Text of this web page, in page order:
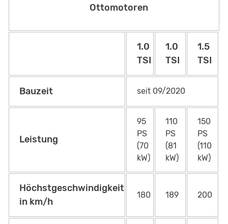
Ottomotoren
1.0
TSI
1.0
TSI
1.5
TSI
Bauzeit seit 09/2020
Leistung
95
PS
(70
kW)
110
PS
(81
kW)
150
PS
(110
kW)
Höchstgeschwindigkeit
in km/h
180 189 200